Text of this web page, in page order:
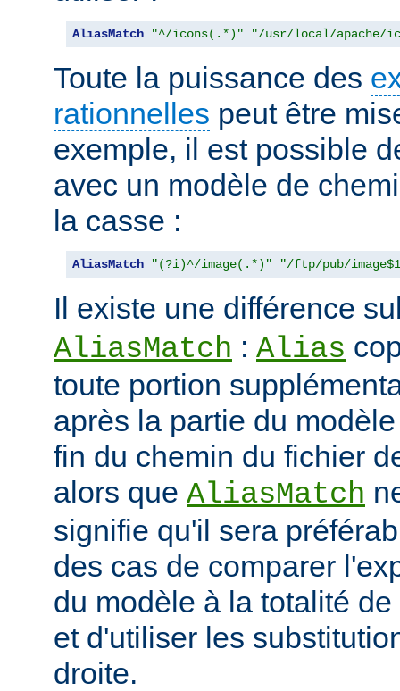
AliasMatch "^/icons(.*)" "/usr/local/apache/
Toute la puissance des
rationnelles peut être
exemple, il est possible
avec un modèle de
la casse :
AliasMatch "(?i)^/image(.*)" "/ftp/pub/
Il existe une différence
AliasMatch : Alias
toute portion
après la partie du
fin du chemin du fichier
alors que AliasMatch
signifie qu'il sera
des cas de comparer
du modèle à la totalité
et d'utiliser les
droite.